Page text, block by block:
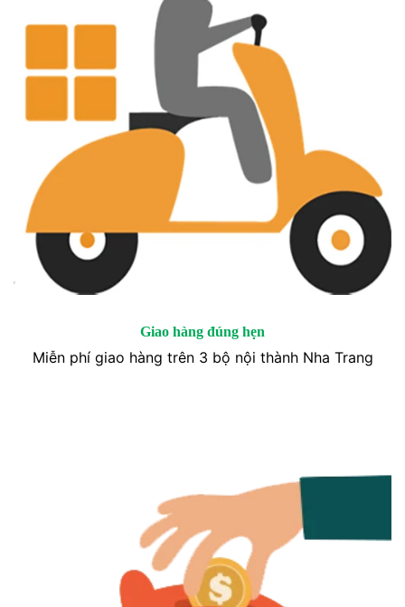
Giao hàng đúng hẹn
Miễn phí giao hàng trên 3 bộ nội thành Nha Trang